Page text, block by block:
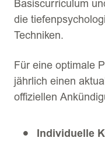
Basiscurriculum
die
Techniken.
Für eine optimale
jährlich einen
offiziellen
Individuelle